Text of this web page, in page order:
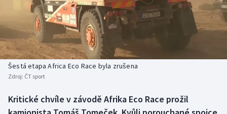
Baseball a softbal
Basketbal
Biatlon
Soutěže
Historické návraty
Aplikace ČT sport
Šestá etapa Africa Eco Race byla zrušena
Zdroj: ČT sport
Kritické chvíle v závodě Afrika Eco Race prožil